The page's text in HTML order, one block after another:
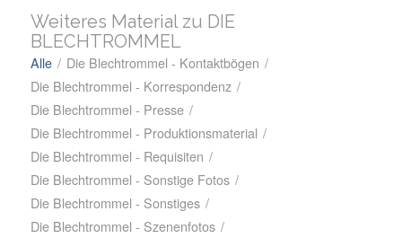
Weiteres Material zu DIE
BLECHTROMMEL
Alle / Die Blechtrommel - Kontaktbögen /
Die Blechtrommel - Korrespondenz /
Die Blechtrommel - Presse /
Die Blechtrommel - Produktionsmaterial /
Die Blechtrommel - Requisiten /
Die Blechtrommel - Sonstige Fotos /
Die Blechtrommel - Sonstiges /
Die Blechtrommel - Szenenfotos /